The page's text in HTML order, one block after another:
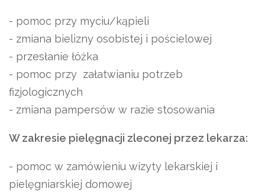
- pomoc przy myciu/kąpieli
- zmiana bielizny osobistej i pościelowej
- przesłanie łóżka
- pomoc przy załatwianiu potrzeb
fizjologicznych
- zmiana pampersów w razie stosowania
W zakresie pielęgnacji zleconej przez lekarza:
- pomoc w zamówieniu wizyty lekarskiej i
pielęgniarskiej domowej